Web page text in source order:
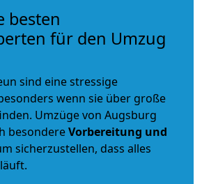
besten
für den Umzug
sind eine stressige
wenn sie über große
Umzüge von Augsburg
besondereVorbereitung und
sicherzustellen, dass alles